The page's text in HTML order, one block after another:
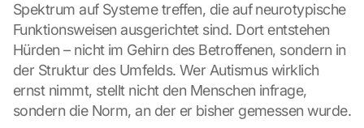
Spektrum auf Systeme treffen, die auf neurotypische
Funktionsweisen ausgerichtet sind. Dort entstehen
Hürden – nicht im Gehirn des Betroffenen, sondern in
der Struktur des Umfelds. Wer Autismus wirklich
ernst nimmt, stellt nicht den Menschen infrage,
sondern die Norm, an der er bisher gemessen wurde.
o
u
g
r
e
e